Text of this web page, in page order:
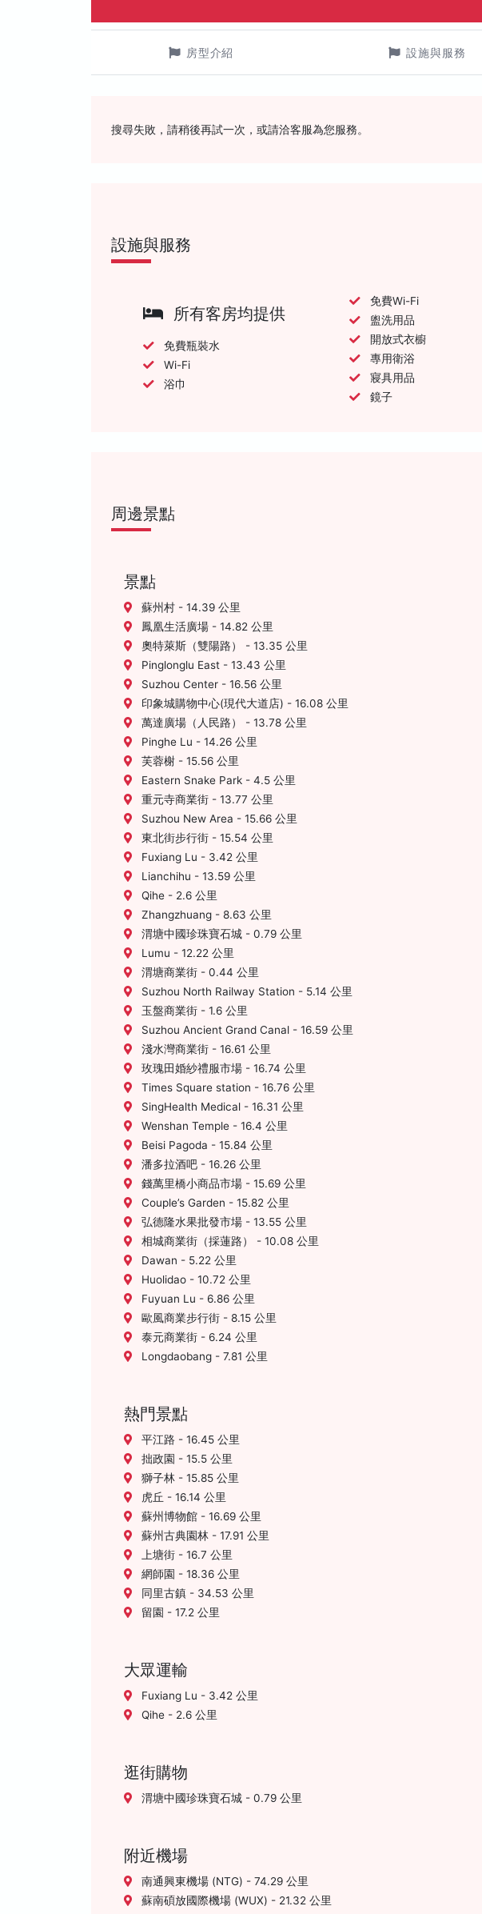
房型介紹 設施與服務
搜尋失敗，請稍後再試一次，或請洽客服為您服務。
設施與服務
所有客房均提供
免費瓶裝水
Wi-Fi
浴巾
免費Wi-Fi
盥洗用品
開放式衣櫥
專用衛浴
寢具用品
鏡子
周邊景點
景點
蘇州村 - 14.39 公里
鳳凰生活廣場 - 14.82 公里
奧特萊斯（雙陽路） - 13.35 公里
Pinglonglu East - 13.43 公里
Suzhou Center - 16.56 公里
印象城購物中心(現代大道店) - 16.08 公里
萬達廣場（人民路） - 13.78 公里
Pinghe Lu - 14.26 公里
芙蓉榭 - 15.56 公里
Eastern Snake Park - 4.5 公里
重元寺商業街 - 13.77 公里
Suzhou New Area - 15.66 公里
東北街步行街 - 15.54 公里
Fuxiang Lu - 3.42 公里
Lianchihu - 13.59 公里
Qihe - 2.6 公里
Zhangzhuang - 8.63 公里
渭塘中國珍珠寶石城 - 0.79 公里
Lumu - 12.22 公里
渭塘商業街 - 0.44 公里
Suzhou North Railway Station - 5.14 公里
玉盤商業街 - 1.6 公里
Suzhou Ancient Grand Canal - 16.59 公里
淺水灣商業街 - 16.61 公里
玫瑰田婚紗禮服市場 - 16.74 公里
Times Square station - 16.76 公里
SingHealth Medical - 16.31 公里
Wenshan Temple - 16.4 公里
Beisi Pagoda - 15.84 公里
潘多拉酒吧 - 16.26 公里
錢萬里橋小商品市場 - 15.69 公里
Couple’s Garden - 15.82 公里
弘德隆水果批發市場 - 13.55 公里
相城商業街（採蓮路） - 10.08 公里
Dawan - 5.22 公里
Huolidao - 10.72 公里
Fuyuan Lu - 6.86 公里
歐風商業步行街 - 8.15 公里
泰元商業街 - 6.24 公里
Longdaobang - 7.81 公里
熱門景點
平江路 - 16.45 公里
拙政園 - 15.5 公里
獅子林 - 15.85 公里
虎丘 - 16.14 公里
蘇州博物館 - 16.69 公里
蘇州古典園林 - 17.91 公里
上塘街 - 16.7 公里
網師園 - 18.36 公里
同里古鎮 - 34.53 公里
留園 - 17.2 公里
大眾運輸
Fuxiang Lu - 3.42 公里
Qihe - 2.6 公里
逛街購物
渭塘中國珍珠寶石城 - 0.79 公里
附近機場
南通興東機場 (NTG) - 74.29 公里
蘇南碩放國際機場 (WUX) - 21.32 公里